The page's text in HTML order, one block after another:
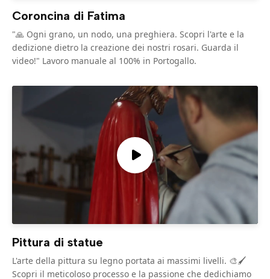
Coroncina di Fatima
"🙏 Ogni grano, un nodo, una preghiera. Scopri l'arte e la
dedizione dietro la creazione dei nostri rosari. Guarda il
video!" Lavoro manuale al 100% in Portogallo.
Pittura di statue
L'arte della pittura su legno portata ai massimi livelli. 🎨🖌️
Scopri il meticoloso processo e la passione che dedichiamo